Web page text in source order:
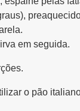
em seguida.
o pão